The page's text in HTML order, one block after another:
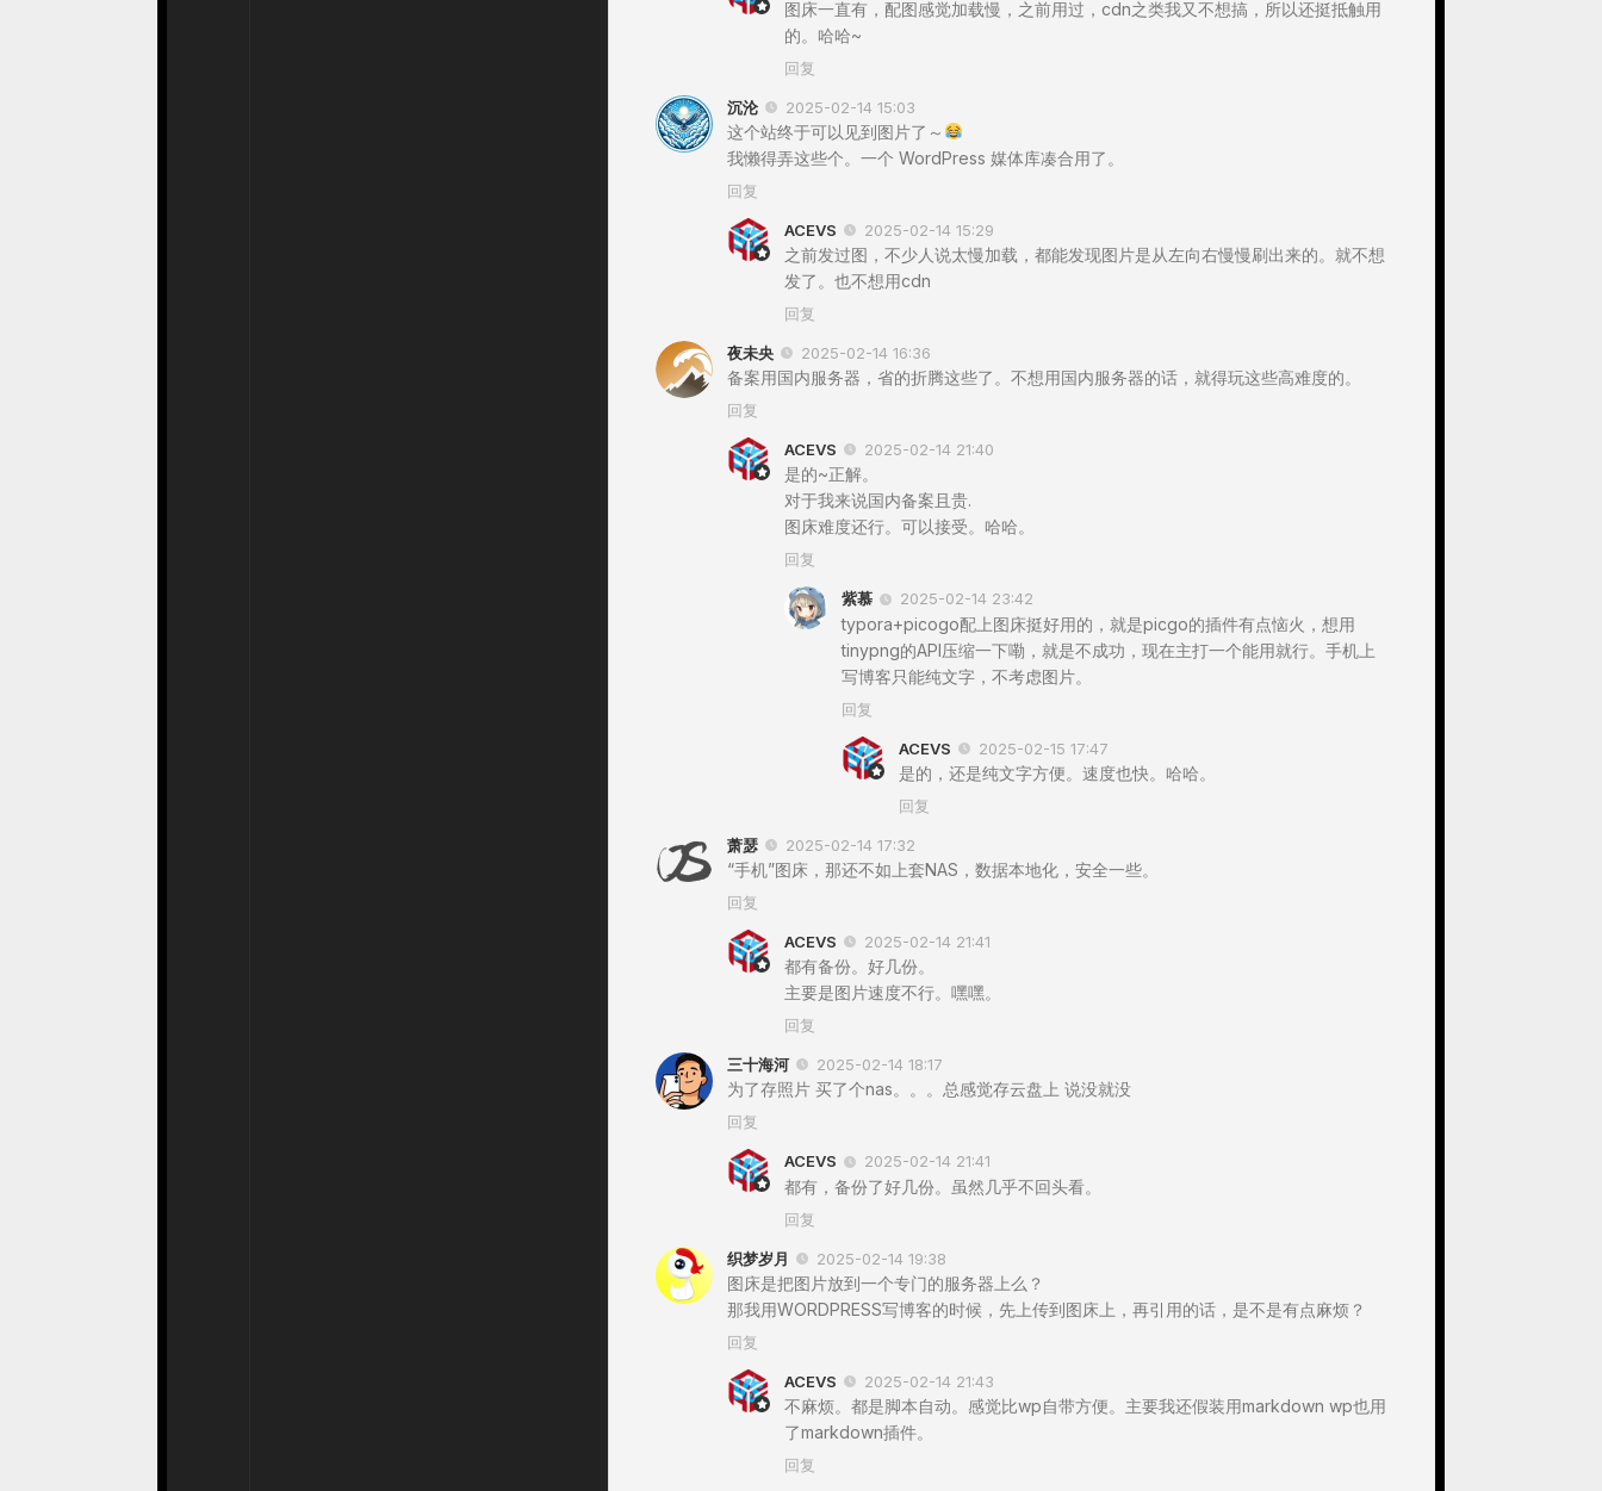
图床一直有，配图感觉加载慢，之前用过，cdn之类我又不想搞，所以还挺抵触用
的。哈哈~
回复
沉沦 2025-02-14 15:03
这个站终于可以见到图片了～
我懒得弄这些个。一个 WordPress 媒体库凑合用了。
回复
ACEVS 2025-02-14 15:29
之前发过图，不少人说太慢加载，都能发现图片是从左向右慢慢刷出来的。就不想
发了。也不想用cdn
回复
夜未央 2025-02-14 16:36
备案用国内服务器，省的折腾这些了。不想用国内服务器的话，就得玩这些高难度的。
回复
ACEVS 2025-02-14 21:40
是的~正解。
对于我来说国内备案且贵.
图床难度还行。可以接受。哈哈。
回复
紫慕 2025-02-14 23:42
typora+picogo配上图床挺好用的，就是picgo的插件有点恼火，想用
tinypng的API压缩一下嘞，就是不成功，现在主打一个能用就行。手机上
写博客只能纯文字，不考虑图片。
回复
ACEVS 2025-02-15 17:47
是的，还是纯文字方便。速度也快。哈哈。
回复
萧瑟 2025-02-14 17:32
“手机”图床，那还不如上套NAS，数据本地化，安全一些。
回复
ACEVS 2025-02-14 21:41
都有备份。好几份。
主要是图片速度不行。嘿嘿。
回复
三十海河 2025-02-14 18:17
为了存照片 买了个nas。。。总感觉存云盘上 说没就没
回复
ACEVS 2025-02-14 21:41
都有，备份了好几份。虽然几乎不回头看。
回复
织梦岁月 2025-02-14 19:38
图床是把图片放到一个专门的服务器上么？
那我用WORDPRESS写博客的时候，先上传到图床上，再引用的话，是不是有点麻烦？
回复
ACEVS 2025-02-14 21:43
不麻烦。都是脚本自动。感觉比wp自带方便。主要我还假装用markdown wp也用
了markdown插件。
回复